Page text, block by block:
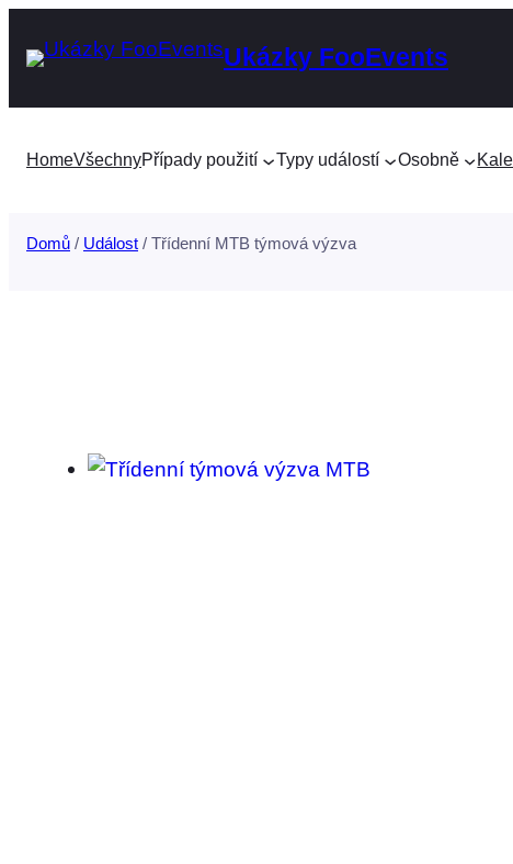
na
Ukázky FooEvents
HomeVšechnyPřípady použití Typy událostí Osobně
Domů / Událost / Třídenní MTB týmová výzva